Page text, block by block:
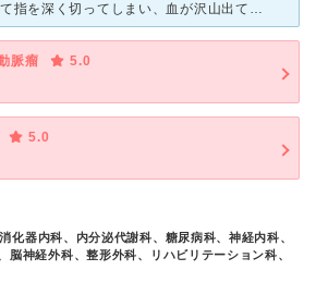
深夜に包丁を使っていて指を深く切ってしまい、血が沢山出て止まらなかったので救急病院だったこちらの病院に行き手当てをして貰いました。始めに男性の先生に指の傷口を見て貰い、縫った方が良いと言われて女性の先
脈瘤
5.0
5.0
化器内科、内分泌代謝科、糖尿病科、神経内科、
脳神経外科、整形外科、リハビリテーション科、